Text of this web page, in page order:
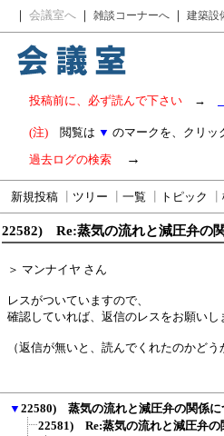
｜ 会議室へ ｜ 雑談コーナーへ ｜ 建築設
投稿前に、必ず読んで下さい →
(注) 閲覧は ▼ のマークを、クリッ
過去ログの検索 →
新規投稿 ツリー 一覧 トピック
22582) Re:蒸気の流れと減圧弁の
＞ マンナイヤ さん
レスがついていますので、
確認していれば、返信のレスをお願いし
（返信が無いと、読んでくれたのかど
▼ 22580) 蒸気の流れと減圧弁の関係に
22581) Re:蒸気の流れと減圧弁の